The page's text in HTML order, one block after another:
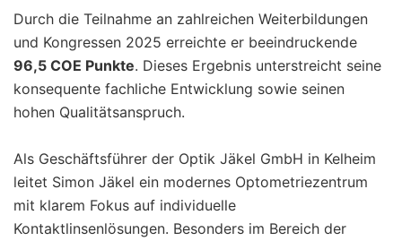
Durch die Teilnahme an zahlreichen Weiterbildungen
und Kongressen 2025 erreichte er beeindruckende
96,5 COE Punkte. Dieses Ergebnis unterstreicht seine
konsequente fachliche Entwicklung sowie seinen
hohen Qualitätsanspruch.
Als Geschäftsführer der Optik Jäkel GmbH in Kelheim
leitet Simon Jäkel ein modernes Optometriezentrum
mit klarem Fokus auf individuelle
Kontaktlinsenlösungen. Besonders im Bereich der